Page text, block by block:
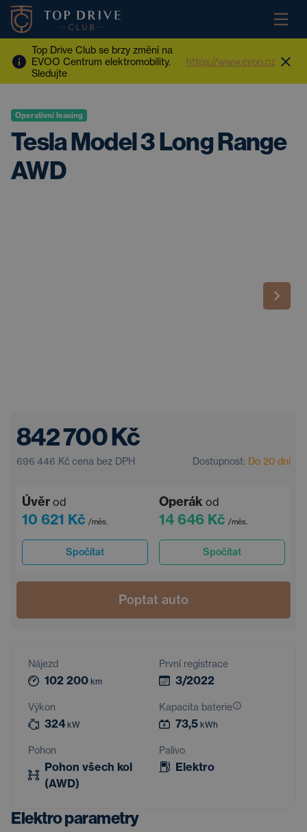
Top Drive Club se brzy změní na
EVOO Centrum elektromobility.
Sledujte
https://www.evoo.cz
Operativní leasing
Tesla Model 3 Long Range
AWD
842 700 Kč
696 446 Kč cena bez DPH Dostupnost: Do 20 dní
Úvěr od
10 621 Kč /měs.
Spočítat
Operák od
14 646 Kč /měs.
Spočítat
Poptat auto
Nájezd
102 200 km
První registrace
3/2022
Výkon
324 kW
Kapacita baterie
73,5 kWh
Pohon
Pohon všech kol
(AWD)
Palivo
Elektro
Elektro parametry